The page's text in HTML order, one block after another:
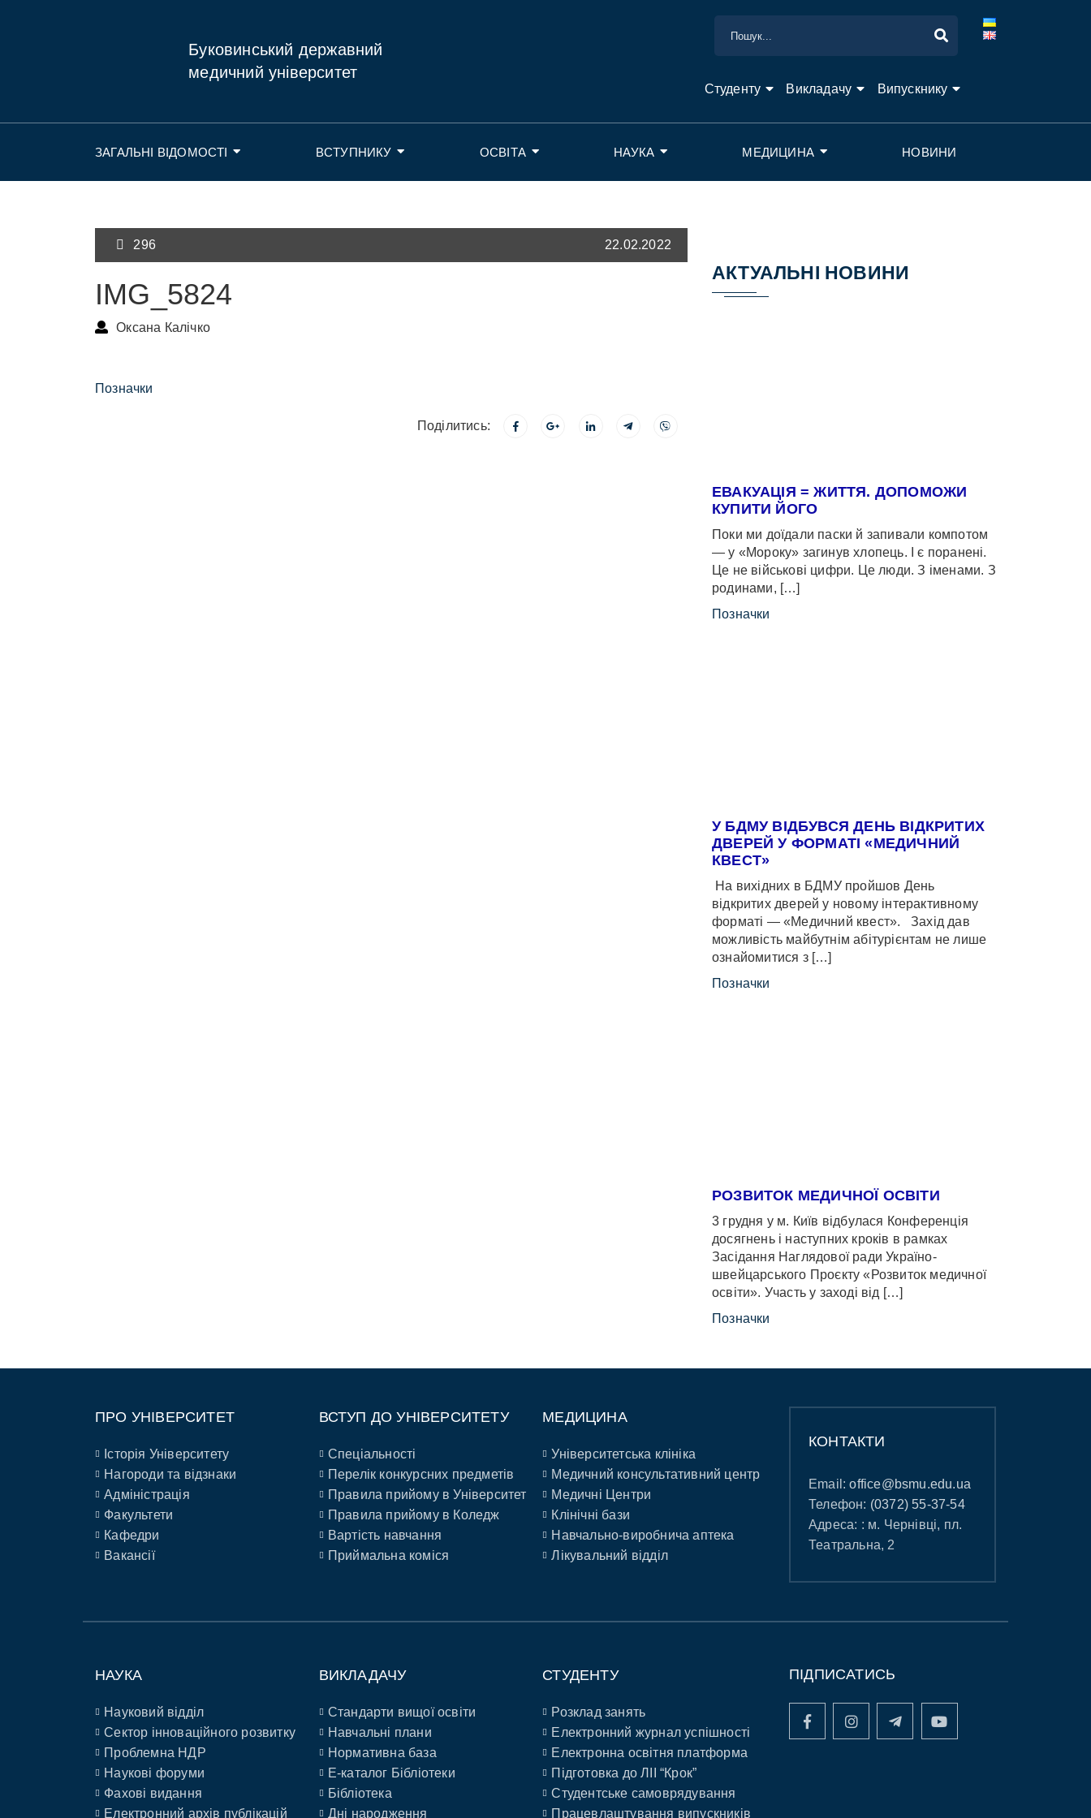
Буковинський державний
медичний університет
Студенту Викладачу Випускнику
ЗАГАЛЬНІ ВІДОМОСТІ ВСТУПНИКУ ОСВІТА НАУКА МЕДИЦИНА НОВИНИ
296 22.02.2022
IMG_5824
Оксана Калічко
Позначки
Поділитись:
АКТУАЛЬНІ НОВИНИ
ЕВАКУАЦІЯ = ЖИТТЯ. ДОПОМОЖИ
КУПИТИ ЙОГО
Поки ми доїдали паски й запивали компотом
— у «Мороку» загинув хлопець. І є поранені.
Це не військові цифри. Це люди. З іменами. З
родинами, […]
Позначки
У БДМУ ВІДБУВСЯ ДЕНЬ ВІДКРИТИХ
ДВЕРЕЙ У ФОРМАТІ «МЕДИЧНИЙ
КВЕСТ»
На вихідних в БДМУ пройшов День
відкритих дверей у новому інтерактивному
форматі — «Медичний квест». Захід дав
можливість майбутнім абітурієнтам не лише
ознайомитися з […]
Позначки
РОЗВИТОК МЕДИЧНОЇ ОСВІТИ
3 грудня у м. Київ відбулася Конференція
досягнень і наступних кроків в рамках
Засідання Наглядової ради Україно-
швейцарського Проєкту «Розвиток медичної
освіти». Участь у заході від […]
Позначки
ПРО УНІВЕРСИТЕТ
Історія Університету
Нагороди та відзнаки
Адміністрація
Факультети
Кафедри
Вакансії
ВСТУП ДО УНІВЕРСИТЕТУ
Спеціальності
Перелік конкурсних предметів
Правила прийому в Університет
Правила прийому в Коледж
Вартість навчання
Приймальна коміся
МЕДИЦИНА
Університетська клініка
Медичний консультативний центр
Медичні Центри
Клінічні бази
Навчально-виробнича аптека
Лікувальний відділ
КОНТАКТИ
Email:office@bsmu.edu.ua
Телефон: (0372) 55-37-54
Адреса: : м. Чернівці, пл.
Театральна, 2
НАУКА
Науковий відділ
Сектор інноваційного розвитку
Проблемна НДР
Наукові форуми
Фахові видання
Електронний архів публікацій
ВИКЛАДАЧУ
Стандарти вищої освіти
Навчальні плани
Нормативна база
E-каталог Бібліотеки
Бібліотека
Дні народження
СТУДЕНТУ
Розклад занять
Електронний журнал успішності
Електронна освітня платформа
Підготовка до ЛІІ “Крок”
Студентське самоврядування
Працевлаштування випускників
ПІДПИСАТИСЬ